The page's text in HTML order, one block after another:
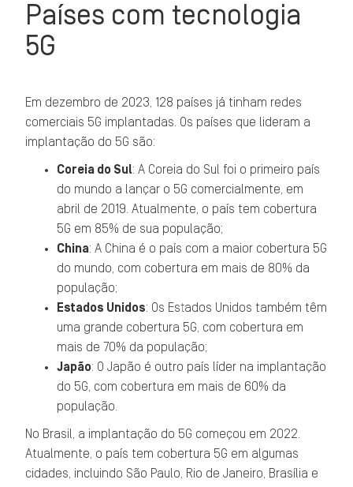
Países com tecnologia
5G
Em dezembro de 2023, 128 países já tinham redes
comerciais 5G implantadas. Os países que lideram a
implantação do 5G são:
Coreia do Sul: A Coreia do Sul foi o primeiro país
do mundo a lançar o 5G comercialmente, em
abril de 2019. Atualmente, o país tem cobertura
5G em 85% de sua população;
China: A China é o país com a maior cobertura 5G
do mundo, com cobertura em mais de 80% da
população;
Estados Unidos: Os Estados Unidos também têm
uma grande cobertura 5G, com cobertura em
mais de 70% da população;
Japão: O Japão é outro país líder na implantação
do 5G, com cobertura em mais de 60% da
população.
No Brasil, a implantação do 5G começou em 2022.
Atualmente, o país tem cobertura 5G em algumas
cidades, incluindo São Paulo, Rio de Janeiro, Brasília e